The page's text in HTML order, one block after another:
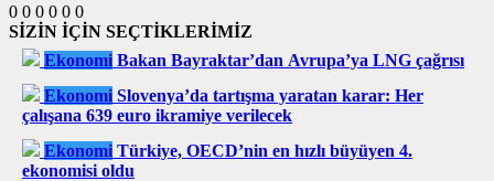
0 0 0 0 0 0
SİZİN İÇİN SEÇTİKLERİMİZ
Ekonomi Bakan Bayraktar’dan Avrupa’ya LNG çağrısı
Ekonomi Slovenya’da tartışma yaratan karar: Her
çalışana 639 euro ikramiye verilecek
Ekonomi Türkiye, OECD’nin en hızlı büyüyen 4.
ekonomisi oldu